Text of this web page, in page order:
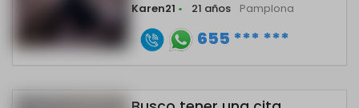
Karen21 • 21 años Pamplona
655 *** ***